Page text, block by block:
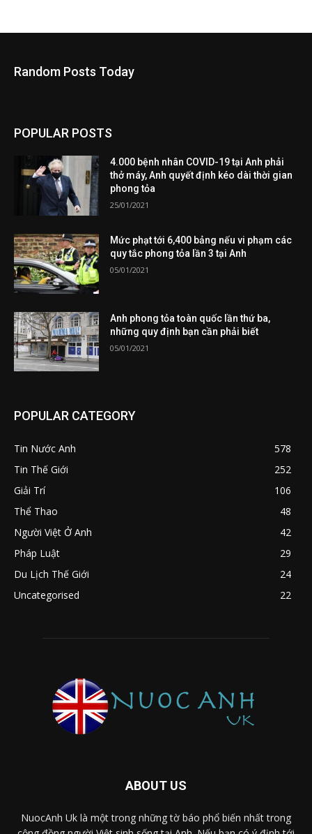
Random Posts Today
POPULAR POSTS
4.000 bệnh nhân COVID-19 tại Anh phải
thở máy, Anh quyết định kéo dài thời gian
phong tỏa
25/01/2021
Mức phạt tới 6,400 bảng nếu vi phạm các
quy tắc phong tỏa lần 3 tại Anh
05/01/2021
Anh phong tỏa toàn quốc lần thứ ba,
những quy định bạn cần phải biết
05/01/2021
POPULAR CATEGORY
Tin Nước Anh
578
Tin Thế Giới
252
Giải Trí
106
Thể Thao
48
Người Việt Ở Anh
42
Pháp Luật
29
Du Lịch Thế Giới
24
Uncategorised
22
ABOUT US
NuocAnh Uk là một trong những tờ báo phổ biến nhất trong